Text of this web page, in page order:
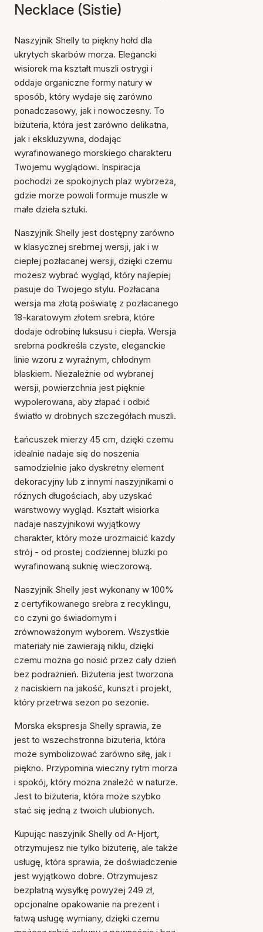
Przedmiot został dodany
do koszyka
Necklace (Sistie)
Naszyjnik Shelly to piękny hołd dla
ukrytych skarbów morza. Elegancki
wisiorek ma kształt muszli ostrygi i
oddaje organiczne formy natury w
sposób, który wydaje się zarówno
ponadczasowy, jak i nowoczesny. To
biżuteria, która jest zarówno delikatna,
jak i ekskluzywna, dodając
wyrafinowanego morskiego charakteru
Twojemu wyglądowi. Inspiracja
pochodzi ze spokojnych plaż wybrzeża,
gdzie morze powoli formuje muszle w
małe dzieła sztuki.
Naszyjnik Shelly jest dostępny zarówno
w klasycznej srebrnej wersji, jak i w
ciepłej pozłacanej wersji, dzięki czemu
możesz wybrać wygląd, który najlepiej
pasuje do Twojego stylu. Pozłacana
wersja ma złotą poświatę z pozłacanego
18-karatowym złotem srebra, które
dodaje odrobinę luksusu i ciepła. Wersja
srebrna podkreśla czyste, eleganckie
linie wzoru z wyraźnym, chłodnym
blaskiem. Niezależnie od wybranej
wersji, powierzchnia jest pięknie
wypolerowana, aby złapać i odbić
światło w drobnych szczegółach muszli.
Łańcuszek mierzy 45 cm, dzięki czemu
idealnie nadaje się do noszenia
samodzielnie jako dyskretny element
dekoracyjny lub z innymi naszyjnikami o
różnych długościach, aby uzyskać
warstwowy wygląd. Kształt wisiorka
nadaje naszyjnikowi wyjątkowy
charakter, który może urozmaicić każdy
strój - od prostej codziennej bluzki po
wyrafinowaną suknię wieczorową.
Naszyjnik Shelly jest wykonany w 100%
z certyfikowanego srebra z recyklingu,
co czyni go świadomym i
zrównoważonym wyborem. Wszystkie
materiały nie zawierają niklu, dzięki
czemu można go nosić przez cały dzień
bez podrażnień. Biżuteria jest tworzona
z naciskiem na jakość, kunszt i projekt,
który przetrwa sezon po sezonie.
Morska ekspresja Shelly sprawia, że
jest to wszechstronna biżuteria, która
może symbolizować zarówno siłę, jak i
piękno. Przypomina wieczny rytm morza
i spokój, który można znaleźć w naturze.
Jest to biżuteria, która może szybko
stać się jedną z twoich ulubionych.
Kupując naszyjnik Shelly od A-Hjort,
otrzymujesz nie tylko biżuterię, ale także
usługę, która sprawia, że doświadczenie
jest wyjątkowo dobre. Otrzymujesz
bezpłatną wysyłkę powyżej 249 zł,
opcjonalne opakowanie na prezent i
łatwą usługę wymiany, dzięki czemu